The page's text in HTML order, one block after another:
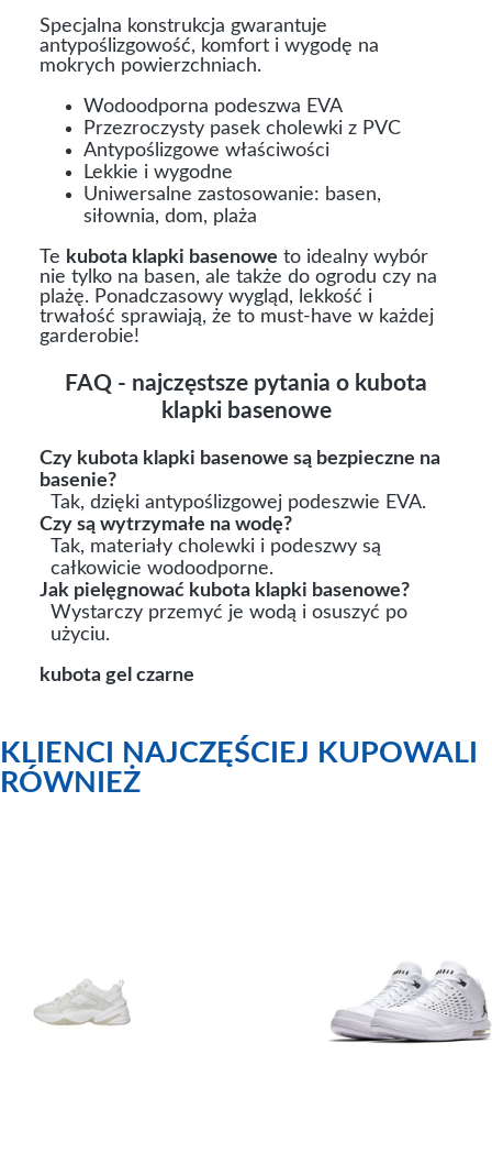
Specjalna konstrukcja gwarantuje
antypoślizgowość, komfort i wygodę na
mokrych powierzchniach.
Wodoodporna podeszwa EVA
Przezroczysty pasek cholewki z PVC
Antypoślizgowe właściwości
Lekkie i wygodne
Uniwersalne zastosowanie: basen,
siłownia, dom, plaża
Te kubota klapki basenowe to idealny wybór
nie tylko na basen, ale także do ogrodu czy na
plażę. Ponadczasowy wygląd, lekkość i
trwałość sprawiają, że to must-have w każdej
garderobie!
FAQ - najczęstsze pytania o kubota
klapki basenowe
Czy kubota klapki basenowe są bezpieczne na
basenie?
Tak, dzięki antypoślizgowej podeszwie EVA.
Czy są wytrzymałe na wodę?
Tak, materiały cholewki i podeszwy są
całkowicie wodoodporne.
Jak pielęgnować kubota klapki basenowe?
Wystarczy przemyć je wodą i osuszyć po
użyciu.
kubota gel czarne
KLIENCI NAJCZĘŚCIEJ KUPOWALI
RÓWNIEŻ